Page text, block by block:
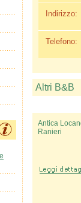
Indirizzo:
Telefono:
Altri B&B
Antica
Ranieri